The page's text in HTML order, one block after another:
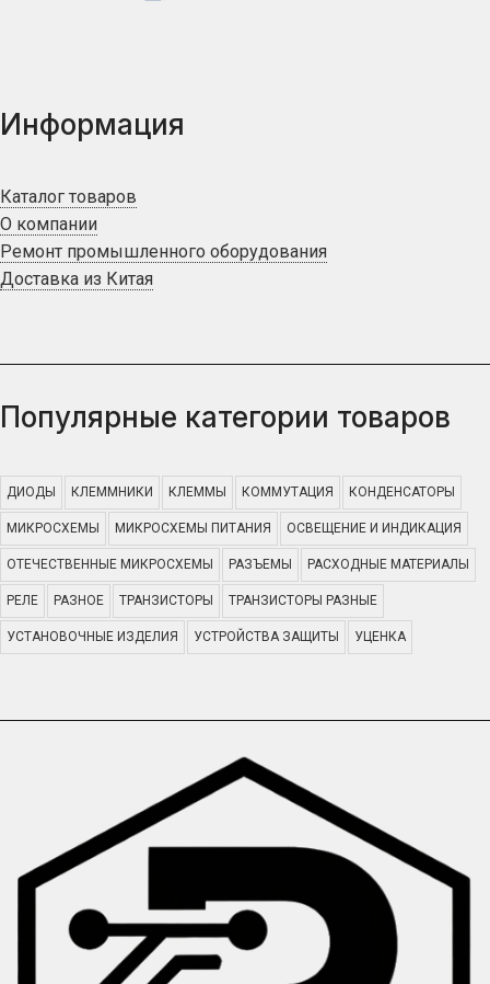
Информация
Каталог товаров
О компании
Ремонт промышленного оборудования
Доставка из Китая
Популярные категории товаров
ДИОДЫ КЛЕММНИКИ КЛЕММЫ КОММУТАЦИЯ КОНДЕНСАТОРЫ
МИКРОСХЕМЫ МИКРОСХЕМЫ ПИТАНИЯ ОСВЕЩЕНИЕ И ИНДИКАЦИЯ
ОТЕЧЕСТВЕННЫЕ МИКРОСХЕМЫ РАЗЪЕМЫ РАСХОДНЫЕ МАТЕРИАЛЫ
РЕЛЕ РАЗНОЕ ТРАНЗИСТОРЫ ТРАНЗИСТОРЫ РАЗНЫЕ
УСТАНОВОЧНЫЕ ИЗДЕЛИЯ УСТРОЙСТВА ЗАЩИТЫ УЦЕНКА